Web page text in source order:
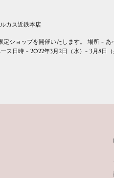
ルカス近鉄本店
定ショップを開催いたします。 場所 -
ス日時 - 2022年3月2日（水）- 3月8日（